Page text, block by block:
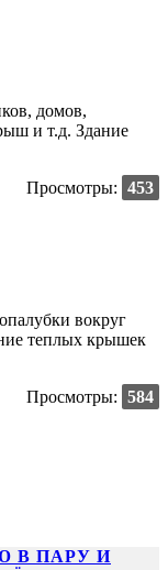
домов,
и т.д. Здание
Просмотры: 453
вокруг
теплых крышек
Просмотры: 584
В ПАРУ И